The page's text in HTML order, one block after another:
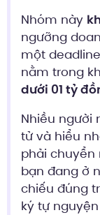
Nhóm này
ngưỡng
một
nằm trong
dưới 01 tỷ
Nhiều người
tử và hiểu
phải chuyển
bạn đang ở
chiếu đúng
ký tự